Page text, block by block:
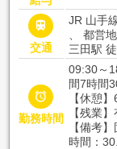

交通
JR 山手
、 都営
三田駅

勤務時間
09:30～
間7時間
【休憩
【残業】
【備考
時間：